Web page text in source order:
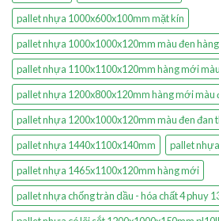
pallet nhựa 1000x600x100mm mặt kín
pallet nhựa 1000x1000x120mm màu đen
pallet nhựa 1100x1100x120mm hàng mới
pallet nhựa 1200x800x120mm hàng mới màu
pallet nhựa 1200x1000x120mm màu đen đan
pallet nhựa 1440x1100x140mm
pallet
pallet nhựa 1465x1100x120mm hàng mới
pallet nhựa chống tràn dầu - hóa chất 4 phuy